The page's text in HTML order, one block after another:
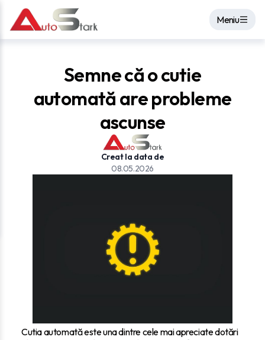
Meniu
Semne că o cutie
automată are probleme
ascunse
Creat la data de
08.05.2026
Cutia automată este una dintre cele mai apreciate dotări